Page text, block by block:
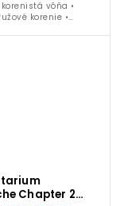
vôňa •
korenie •
celoročné nosenie
Chapter 2